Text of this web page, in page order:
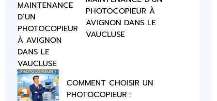
PHOTOCOPIEUR À
AVIGNON DANS LE
VAUCLUSE
COMMENT CHOISIR UN
PHOTOCOPIEUR :